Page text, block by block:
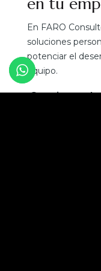
En FARO
soluciones
potenciar el
equipo.
¡Convierte el